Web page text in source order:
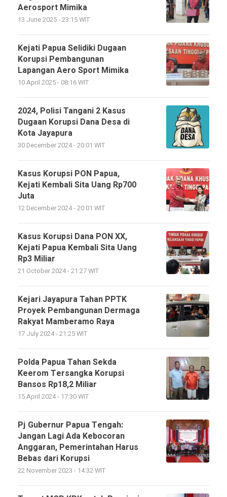
Aerosport Mimika
13 June 2025 - 23:15 WIT
Kejati Papua Selidiki Dugaan
Korupsi Pembangunan
Lapangan Aero Sport Mimika
10 April 2025 - 08:16 WIT
2024, Polisi Tangani 2 Kasus
Dugaan Korupsi Dana Desa di
Kota Jayapura
30 December 2024 - 20:01 WIT
Kasus Korupsi PON Papua,
Kejati Kembali Sita Uang Rp700
Juta
12 December 2024 - 20:01 WIT
Kasus Korupsi Dana PON XX,
Kejati Papua Kembali Sita Uang
Rp3 Miliar
21 October 2024 - 21:27 WIT
Kejari Jayapura Tahan PPTK
Proyek Pembangunan Dermaga
Rakyat Mamberamo Raya
17 July 2024 - 21:25 WIT
Polda Papua Tahan Sekda
Keerom Tersangka Korupsi
Bansos Rp18,2 Miliar
15 April 2024 - 17:30 WIT
Pj Gubernur Papua Tengah:
Jangan Lagi Ada Kebocoran
Anggaran, Pemerintahan Harus
Bebas dari Korupsi
22 November 2023 - 14:32 WIT